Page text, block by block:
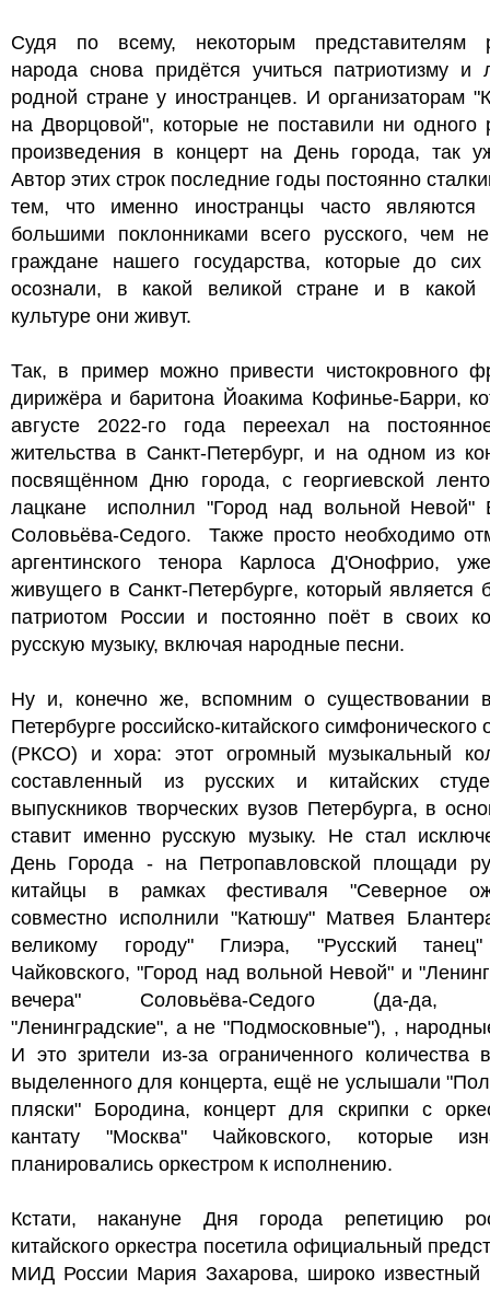
Судя по всему, некоторым представителям
народа снова придётся учиться патриотизму и
родной стране у иностранцев. И организаторам
на Дворцовой", которые не поставили ни одного
произведения в концерт на День города, так
Автор этих строк последние годы постоянно
тем, что именно иностранцы часто являются
большими поклонниками всего русского, чем
граждане нашего государства, которые до
осознали, в какой великой стране и в какой
культуре они живут.
Так, в пример можно привести чистокровного
дирижёра и баритона Йоакима Кофинье-Барри,
августе 2022-го года переехал на
жительства в Санкт-Петербург, и на одном из
посвящённом Дню города, с георгиевской
лацкане исполнил "Город над вольной Невой"
Соловьёва-Седого. Также просто необходимо
аргентинского тенора Карлоса Д'Онофрио,
живущего в Санкт-Петербурге, который является
патриотом России и постоянно поёт в своих
русскую музыку, включая народные песни.
Ну и, конечно же, вспомним о существовании
Петербурге российско-китайского симфонического
(РКСО) и хора: этот огромный музыкальный
составленный из русских и китайских
выпускников творческих вузов Петербурга, в
ставит именно русскую музыку. Не стал
День Города - на Петропавловской площади
китайцы в рамках фестиваля "Северное
совместно исполнили "Катюшу" Матвея
великому городу" Глиэра, "Русский
Чайковского, "Город над вольной Невой" и
вечера" Соловьёва-Седого (да-да,
"Ленинградские", а не "Подмосковные"), ,
И это зрители из-за ограниченного количества
выделенного для концерта, ещё не услышали
пляски" Бородина, концерт для скрипки с
кантату "Москва" Чайковского, которые
планировались оркестром к исполнению.
Кстати, накануне Дня города репетицию
китайского оркестра посетила официальный
МИД России Мария Захарова, широко известный